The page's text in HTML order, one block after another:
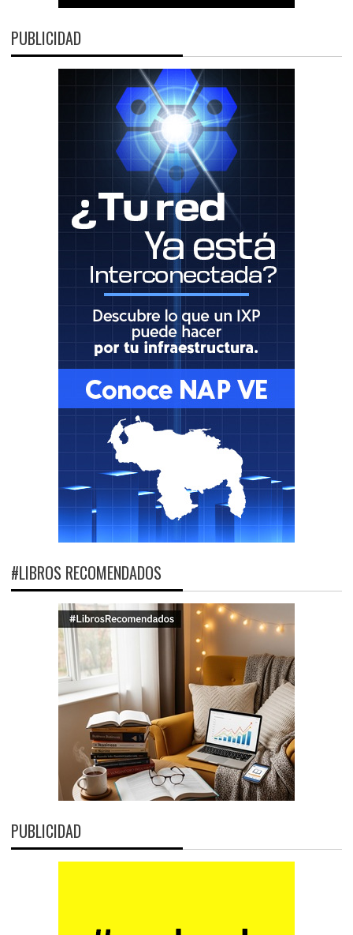
PUBLICIDAD
#LIBROS RECOMENDADOS
PUBLICIDAD